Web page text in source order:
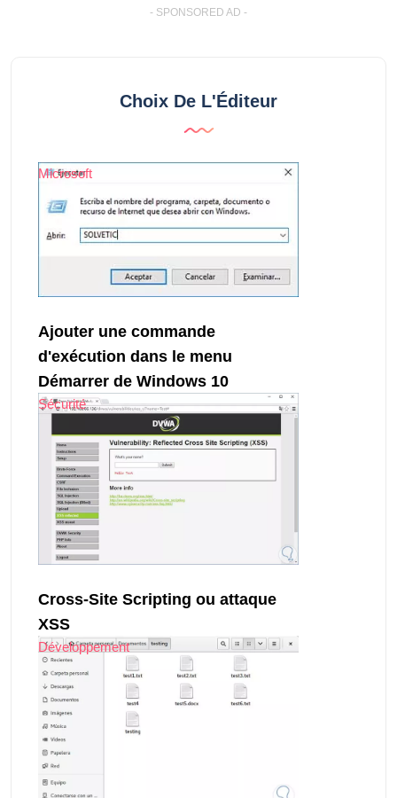
- SPONSORED AD -
Choix De L'Éditeur
Microsoft
Ajouter une commande
d'exécution dans le menu
Démarrer de Windows 10
Sécurité
Cross-Site Scripting ou attaque
XSS
Développement